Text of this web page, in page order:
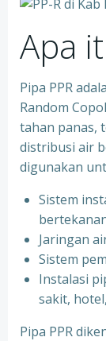
Apa
Pipa PPR
Random
tahan panas,
distribusi air
digunakan
Sistem
⁠Jaringan
⁠Sistem
⁠Instalasi
sakit,
Pipa PPR